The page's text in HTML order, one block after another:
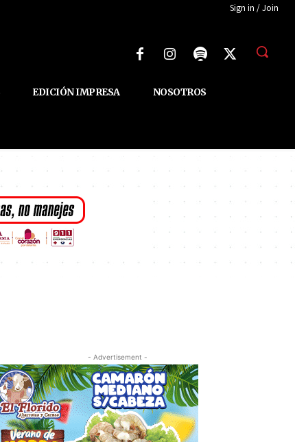
Sign in / Join
EDICIÓN IMPRESA NOSOTROS
- Advertisement -